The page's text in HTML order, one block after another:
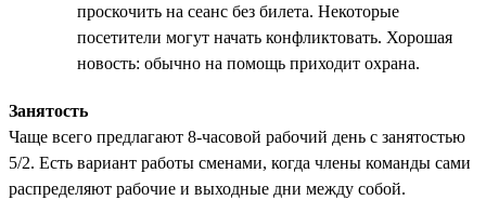
проскочить на сеанс без билета. Некоторые
посетители могут начать конфликтовать. Хорошая
новость: обычно на помощь приходит охрана.
Занятость
Чаще всего предлагают 8-часовой рабочий день с занятостью
5/2. Есть вариант работы сменами, когда члены команды сами
распределяют рабочие и выходные дни между собой.